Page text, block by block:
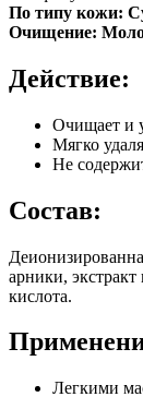
По типу кожи:
Очищение:
Действие:
Очищает и
Мягко
Не
Состав:
арники,
кислота.
Легкими